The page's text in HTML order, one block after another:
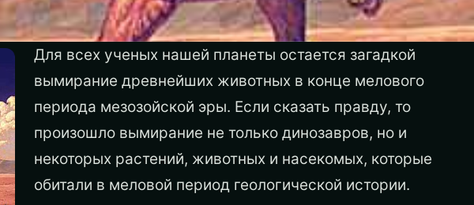
Для всех ученых нашей планеты остается загадкой
вымирание древнейших животных в конце мелового
периода мезозойской эры. Если сказать правду, то
произошло вымирание не только динозавров, но и
некоторых растений, животных и насекомых, которые
обитали в меловой период геологической истории.